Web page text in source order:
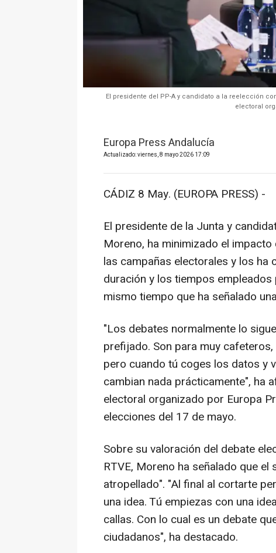
El presidente del PP-A y candidato a la reelección
electoral
Europa Press Andalucía
Actualizado: viernes, 8 mayo 2026 17:09
CÁDIZ 8 May. (EUROPA PRESS) -
El presidente de la Junta y
Moreno, ha minimizado el
las campañas electorales y los
duración y los tiempos
mismo tiempo que ha señalado
"Los debates normalmente lo
prefijado. Son para muy
pero cuando tú coges los datos y
cambian nada prácticamente", ha
electoral organizado por Europa
elecciones del 17 de mayo.
Sobre su valoración del debate
RTVE, Moreno ha señalado que
atropellado". "Al final al cortarte
una idea. Tú empiezas con una
callas. Con lo cual es un debate
ciudadanos", ha destacado.